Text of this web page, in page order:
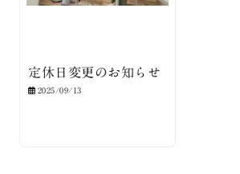
定休日変更のお知らせ
2025/09/13